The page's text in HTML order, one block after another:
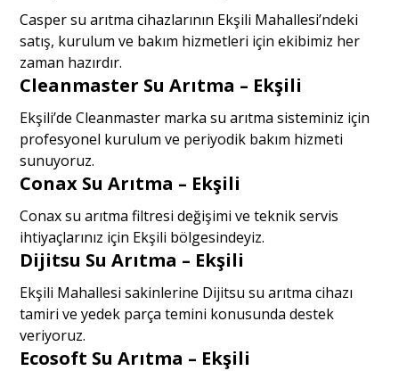
Casper su arıtma cihazlarının Ekşili Mahallesi’ndeki
satış, kurulum ve bakım hizmetleri için ekibimiz her
zaman hazırdır.
Cleanmaster Su Arıtma – Ekşili
Ekşili’de Cleanmaster marka su arıtma sisteminiz için
profesyonel kurulum ve periyodik bakım hizmeti
sunuyoruz.
Conax Su Arıtma – Ekşili
Conax su arıtma filtresi değişimi ve teknik servis
ihtiyaçlarınız için Ekşili bölgesindeyiz.
Dijitsu Su Arıtma – Ekşili
Ekşili Mahallesi sakinlerine Dijitsu su arıtma cihazı
tamiri ve yedek parça temini konusunda destek
veriyoruz.
Ecosoft Su Arıtma – Ekşili